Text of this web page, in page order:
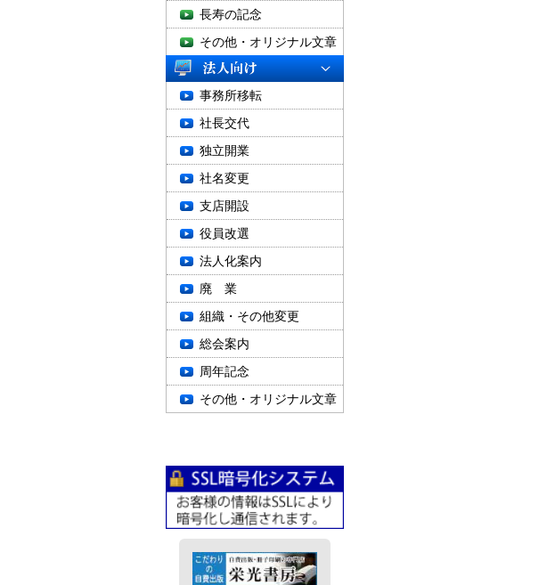
長寿の記念
その他・オリジナル文章
事務所移転
社長交代
独立開業
社名変更
支店開設
役員改選
法人化案内
廃 業
組織・その他変更
総会案内
周年記念
その他・オリジナル文章